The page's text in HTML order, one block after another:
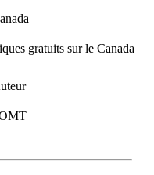
gratuits sur le Canada